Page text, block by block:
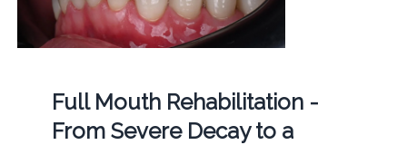
Full Mouth Rehabilitation -
From Severe Decay to a